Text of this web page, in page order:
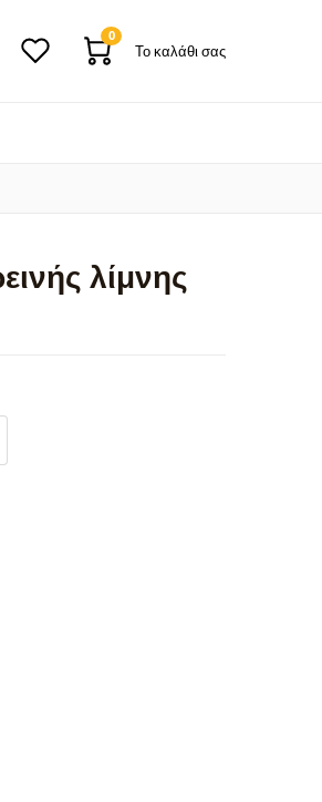
0
Το καλάθι σας
λίμνης